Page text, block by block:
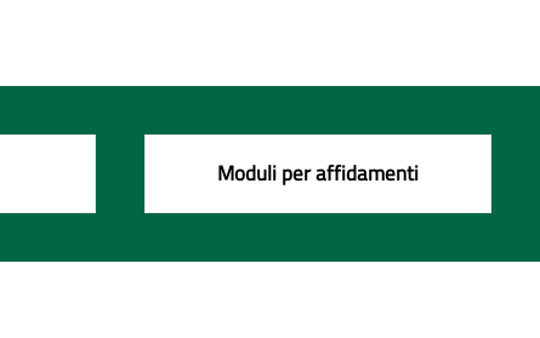
Moduli per affidamenti